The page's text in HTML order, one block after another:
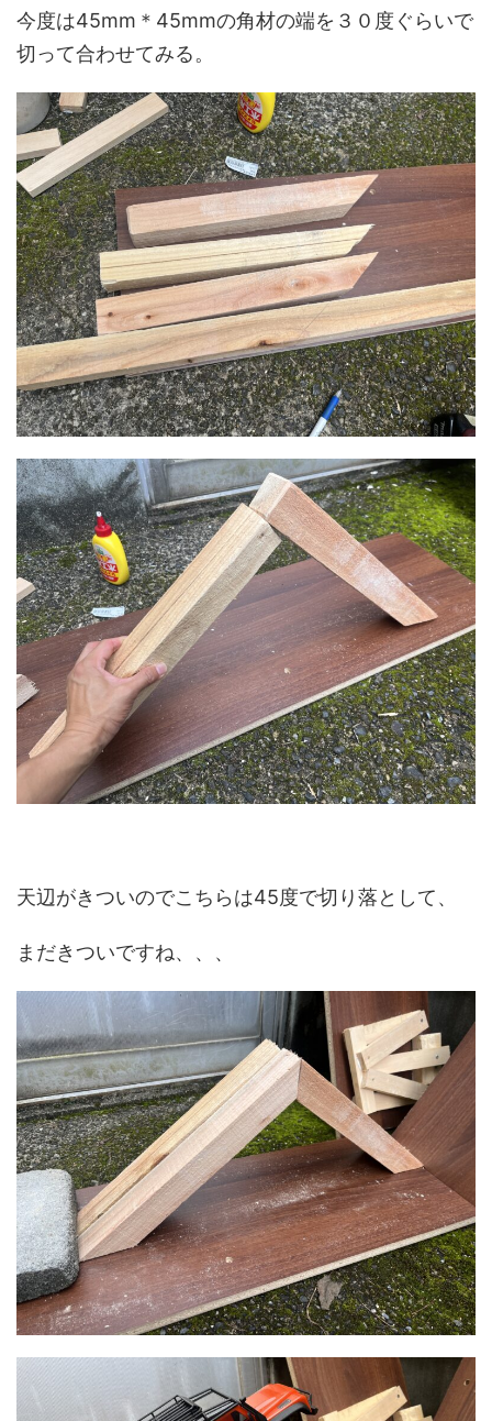
今度は45mm＊45mmの角材の端を３０度ぐらいで
切って合わせてみる。
天辺がきついのでこちらは45度で切り落として、
まだきついですね、、、